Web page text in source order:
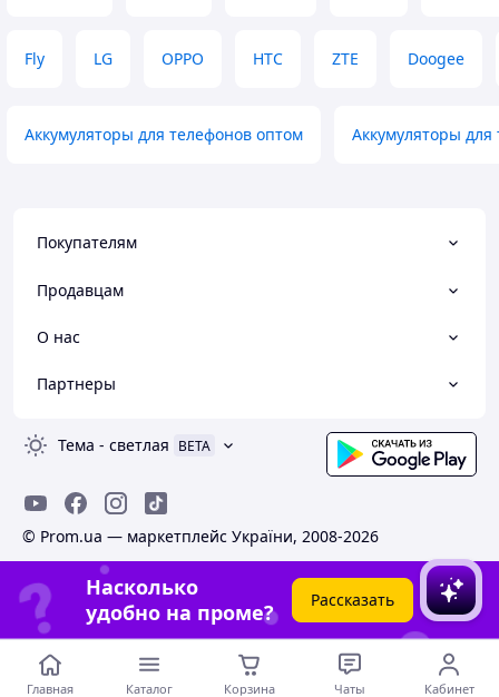
Fly LG OPPO HTC ZTE Doogee
Аккумуляторы для телефонов оптом Аккумуляторы для
Покупателям
Продавцам
О нас
Партнеры
Тема - светлая BETA
© Prom.ua — маркетплейс України, 2008-2026
Насколько
удобно на проме?
Рассказать
Главная Каталог Корзина Чаты Кабинет